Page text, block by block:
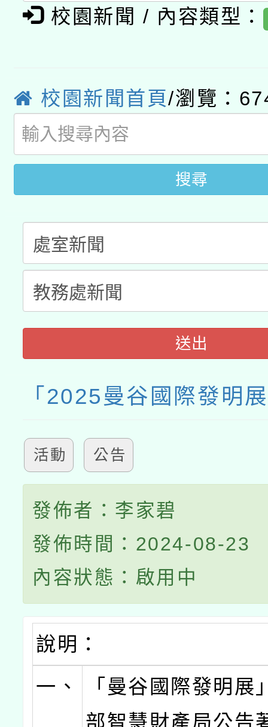
薪期間赴陸應申請許可
轉知經濟部水利署委託
動」
開 智慧啟航」
「2026桃園藝術巡演
關事宜
校園新聞 / 內容類型：
校園新聞首頁/瀏覽：
搜尋
送出
「2025曼谷國際發明
活動 公告
發佈者：李家碧
發佈時間：2024-08-23
內容狀態：啟用中
說明：
一、
「曼谷國際發明展
部智慧財產局公告